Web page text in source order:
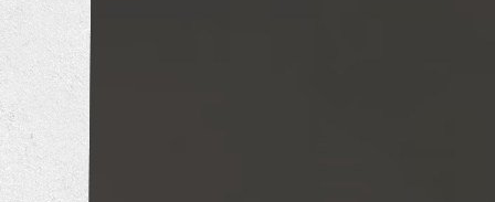
トイレリフォーム
洗面所リフォーム
キッチンリフォーム